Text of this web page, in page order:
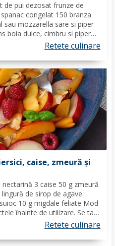
de pui dezosat frunze de
congelat 150 branza
sau mozzarella sare si piper
boia dulce, cimbru si piper
ml) Mod de Preparare:
cu un...
Retete culinare
caise, zmeură și
3 caise 50 g zmeură
de sirop de agave
10 g migdale feliate Mod
înainte de utilizare. Se taie
în felii subțiri. Stoarceți
Retete culinare